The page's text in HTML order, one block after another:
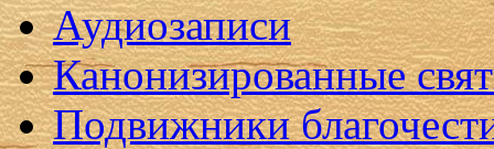
Аудиозаписи
Канонизированные
Подвижники